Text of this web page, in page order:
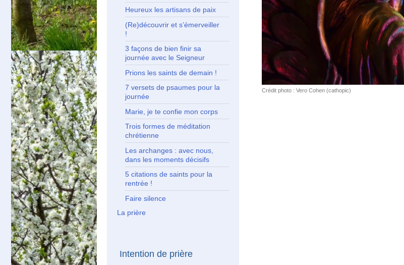
Crédit photo : Vero Cohen (cathopic)
Heureux les artisans de paix
(Re)découvrir et s’émerveiller
!
3 façons de bien finir sa
journée avec le Seigneur
Prions les saints de demain !
7 versets de psaumes pour la
journée
Marie, je te confie mon corps
Trois formes de méditation
chrétienne
Les archanges : avec nous,
dans les moments décisifs
5 citations de saints pour la
rentrée !
Faire silence
La prière
Intention de prière